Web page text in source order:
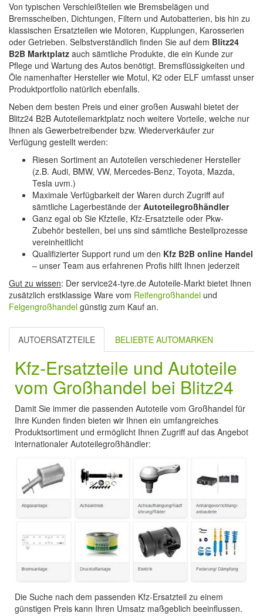
Von typischen Verschleißteilen wie Bremsbelägen und
Bremsscheiben, Dichtungen, Filtern und Autobatterien, bis hin zu
klassischen Ersatzteilen wie Motoren, Kupplungen, Karosserien
oder Getrieben. Selbstverständlich finden Sie auf dem Blitz24
B2B Marktplatz auch sämtliche Produkte, die ein Kunde zur
Pflege und Wartung des Autos benötigt. Bremsflüssigkeiten und
Öle namenhafter Hersteller wie Motul, K2 oder ELF umfasst unser
Produktportfolio natürlich ebenfalls.
Neben dem besten Preis und einer großen Auswahl bietet der
Blitz24 B2B Autoteilemarktplatz noch weitere Vorteile, welche nur
Ihnen als Gewerbetreibender bzw. Wiederverkäufer zur
Verfügung gestellt werden:
Riesen Sortiment an Autoteilen verschiedener Hersteller
(z.B. Audi, BMW, VW, Mercedes-Benz, Toyota, Mazda,
Tesla uvm.)
Maximale Verfügbarkeit der Waren durch Zugriff auf
sämtliche Lagerbestände der Autoteilegroßhändler
Ganz egal ob Sie Kfzteile, Kfz-Ersatzteile oder Pkw-
Zubehör bestellen, bei uns sind sämtliche Bestellprozesse
vereinheitlicht
Qualifizierter Support rund um den Kfz B2B online Handel
– unser Team aus erfahrenen Profis hilft Ihnen jederzeit
Gut zu wissen: Der service24-tyre.de Autoteile-Markt bietet Ihnen
zusätzlich erstklassige Ware vom Reifengroßhandel und
Felgengroßhandel günstig zum Kauf an.
AUTOERSATZTEILE BELIEBTE AUTOMARKEN
Kfz-Ersatzteile und Autoteile
vom Großhandel bei Blitz24
Damit Sie immer die passenden Autoteile vom Großhandel für
Ihre Kunden finden bieten wir Ihnen ein umfangreiches
Produktsortiment und ermöglicht Ihnen Zugriff auf das Angebot
internationaler Autoteilegroßhändler:
Die Suche nach dem passenden Kfz-Ersatzteil zu einem
günstigen Preis kann Ihren Umsatz maßgeblich beeinflussen.